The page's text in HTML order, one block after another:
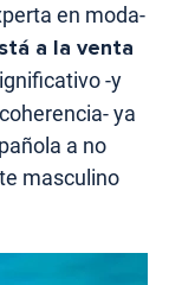
en moda-
a la venta
-y
ya
a no
masculino